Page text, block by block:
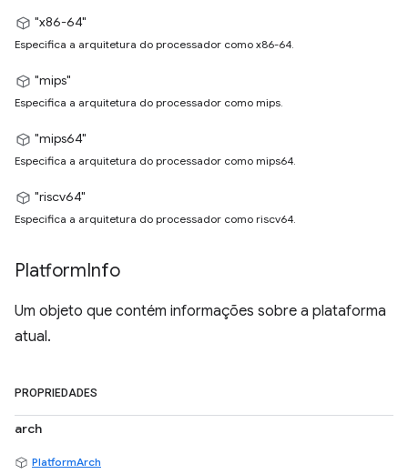
"x86-64"
Especifica a arquitetura do processador como x86-64.
"mips"
Especifica a arquitetura do processador como mips.
"mips64"
Especifica a arquitetura do processador como mips64.
"riscv64"
Especifica a arquitetura do processador como riscv64.
PlatformInfo
Um objeto que contém informações sobre a plataforma
atual.
PROPRIEDADES
arch
PlatformArch